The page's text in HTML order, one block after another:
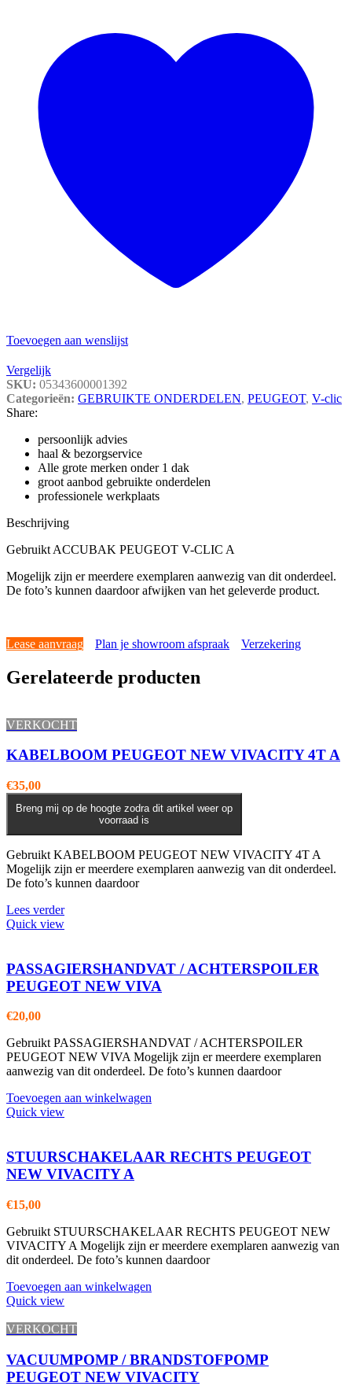
Toevoegen aan wenslijst
Vergelijk
SKU: 05343600001392
Categorieën: GEBRUIKTE ONDERDELEN, PEUGEOT, V-clic
Share:
persoonlijk advies
haal & bezorgservice
Alle grote merken onder 1 dak
groot aanbod gebruikte onderdelen
professionele werkplaats
Beschrijving
Gebruikt ACCUBAK PEUGEOT V-CLIC A
Mogelijk zijn er meerdere exemplaren aanwezig van dit onderdeel.
De foto’s kunnen daardoor afwijken van het geleverde product.
Lease aanvraag Plan je showroom afspraak Verzekering
Gerelateerde producten
VERKOCHT
KABELBOOM PEUGEOT NEW VIVACITY 4T A
€35,00
Breng mij op de hoogte zodra dit artikel weer op
voorraad is
Gebruikt KABELBOOM PEUGEOT NEW VIVACITY 4T A
Mogelijk zijn er meerdere exemplaren aanwezig van dit onderdeel.
De foto’s kunnen daardoor
Lees verder
Quick view
PASSAGIERSHANDVAT / ACHTERSPOILER
PEUGEOT NEW VIVA
€20,00
Gebruikt PASSAGIERSHANDVAT / ACHTERSPOILER
PEUGEOT NEW VIVA Mogelijk zijn er meerdere exemplaren
aanwezig van dit onderdeel. De foto’s kunnen daardoor
Toevoegen aan winkelwagen
Quick view
STUURSCHAKELAAR RECHTS PEUGEOT
NEW VIVACITY A
€15,00
Gebruikt STUURSCHAKELAAR RECHTS PEUGEOT NEW
VIVACITY A Mogelijk zijn er meerdere exemplaren aanwezig van
dit onderdeel. De foto’s kunnen daardoor
Toevoegen aan winkelwagen
Quick view
VERKOCHT
VACUUMPOMP / BRANDSTOFPOMP
PEUGEOT NEW VIVACITY